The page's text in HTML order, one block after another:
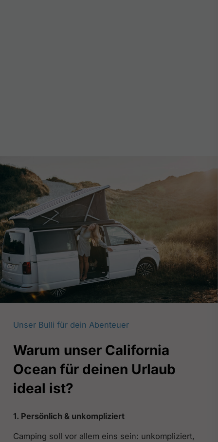
Unser Bulli für dein Abenteuer
Warum unser California
Ocean für deinen Urlaub
ideal ist?
1. Persönlich & unkompliziert
Camping soll vor allem eins sein: unkompliziert,